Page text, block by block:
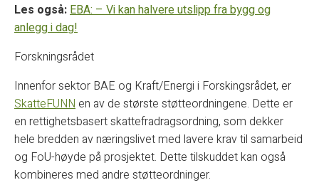
Les også:EBA: – Vi kan halvere utslipp fra bygg og
anlegg i dag!
Forskningsrådet
Innenfor sektor BAE og Kraft/Energi i Forskingsrådet, er
SkatteFUNNen av de største støtteordningene. Dette er
en rettighetsbasert skattefradragsordning, som dekker
hele bredden av næringslivet med lavere krav til samarbeid
og FoU-høyde på prosjektet. Dette tilskuddet kan også
kombineres med andre støtteordninger.